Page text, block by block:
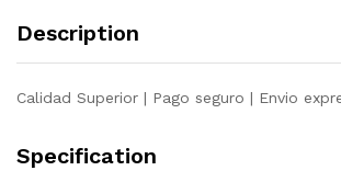
Description
Calidad Superior | Pago seguro | Envio
Specification